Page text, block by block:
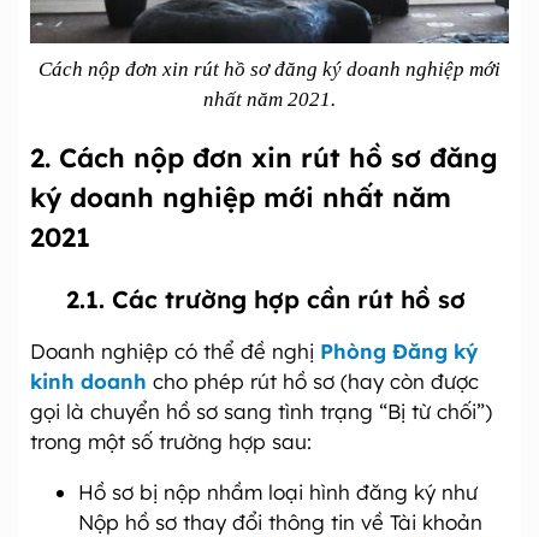
Cách nộp đơn xin rút hồ sơ đăng ký doanh nghiệp mới
nhất năm 2021.
2. Cách nộp đơn xin rút hồ sơ đăng
ký doanh nghiệp mới nhất năm
2021
2.1. Các trường hợp cần rút hồ sơ
Doanh nghiệp có thể đề nghị Phòng Đăng ký
kinh doanh cho phép rút hồ sơ (hay còn được
gọi là chuyển hồ sơ sang tình trạng “Bị từ chối”)
trong một số trường hợp sau:
Hồ sơ bị nộp nhầm loại hình đăng ký như
Nộp hồ sơ thay đổi thông tin về Tài khoản